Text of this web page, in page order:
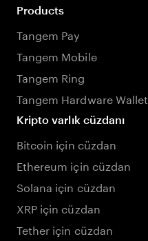
Products
Tangem Pay
Tangem Mobile
Tangem Ring
Tangem Hardware Wallet
Kripto varlık cüzdanı
Bitcoin için cüzdan
Ethereum için cüzdan
Solana için cüzdan
XRP için cüzdan
Tether için cüzdan